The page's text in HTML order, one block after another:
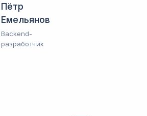
Пётр
Емельянов
Backend-
разработчик